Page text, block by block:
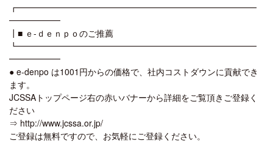
┏━━━━━━━━━━━━━━━━━━━━━━━━━━━━
━━━━━━
┃■ ｅ-ｄｅｎｐｏのご推薦
┗━━━━━━━━━━━━━━━━━━━━━━━━━━━━
━━━━━━
● e-denpo は1001円からの価格で、社内コストダウンに貢献でき
ます。
JCSSAトップページ右の赤いバナーから詳細をご覧頂きご登録く
ださい
⇒ http://www.jcssa.or.jp/
ご登録は無料ですので、お気軽にご登録ください。